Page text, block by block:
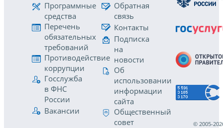
Программные
средства
Перечень
обязательных
требований
Противодействие
коррупции
Госслужба
в ФНС
России
Вакансии
Обратная
связь
Контакты
Подписка
на
новости
Об
использовании
информации
сайта
Общественный
совет
© 2005-